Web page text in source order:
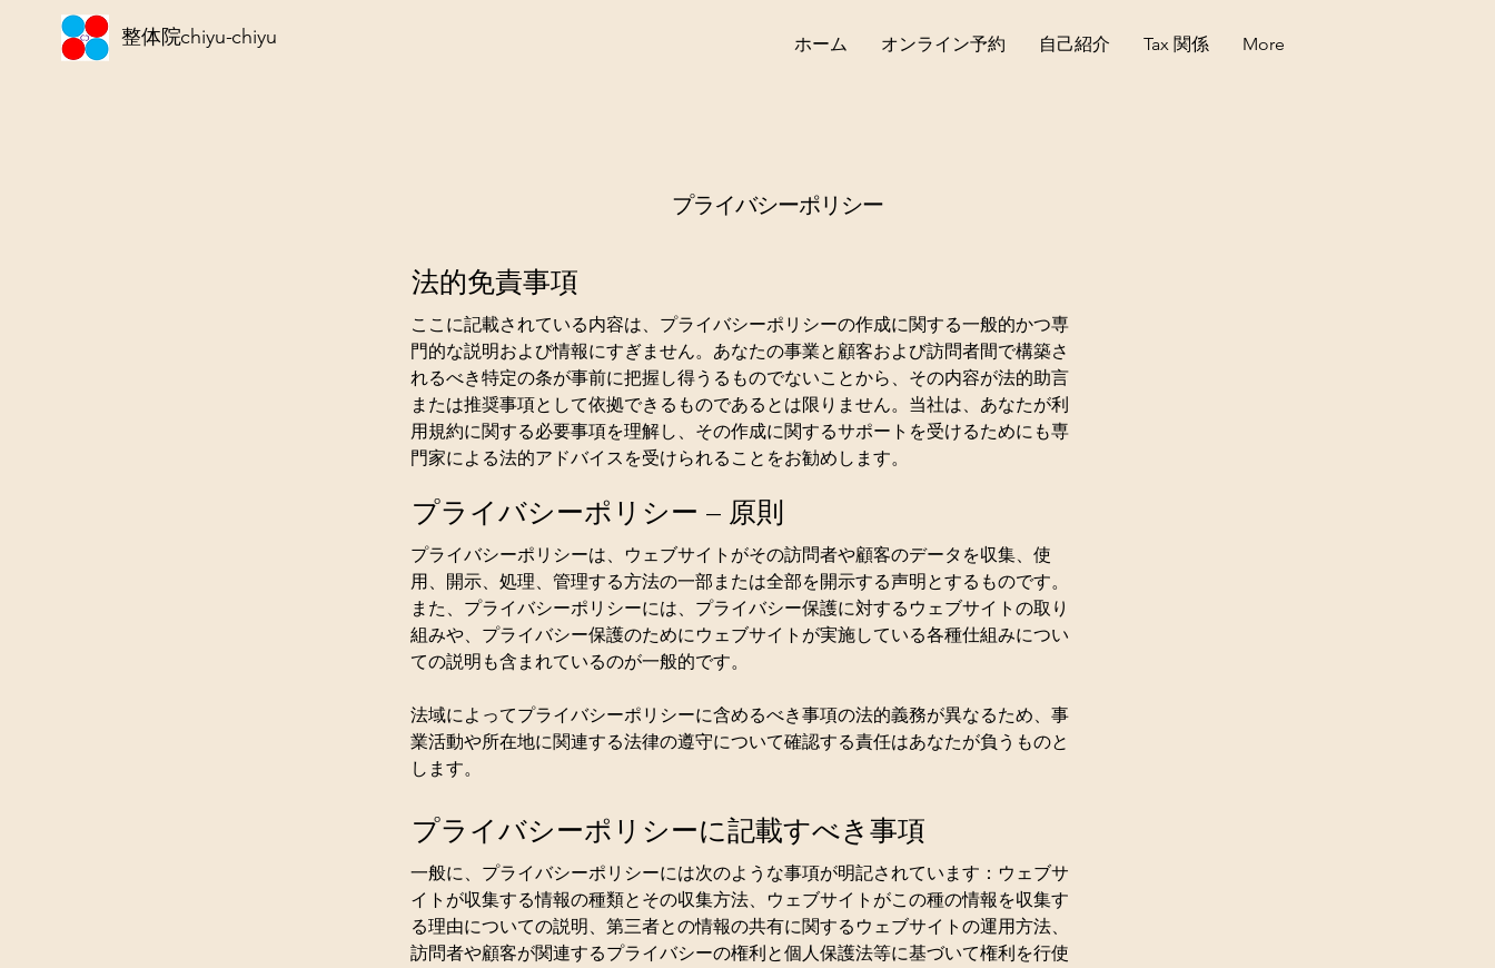
整体院chiyu-chiyu ホーム オンライン予約 自己紹介 Tax 関係 More
プライバシーポリシー
法的免責事項
ここに記載されている内容は、プライバシーポリシーの作成に関する一般的かつ専
門的な説明および情報にすぎません。あなたの事業と顧客および訪問者間で構築さ
れるべき特定の条が事前に把握し得うるものでないことから、その内容が法的助言
または推奨事項として依拠できるものであるとは限りません。当社は、あなたが利
用規約に関する必要事項を理解し、その作成に関するサポートを受けるためにも専
門家による法的アドバイスを受けられることをお勧めします。
プライバシーポリシー – 原則
プライバシーポリシーは、ウェブサイトがその訪問者や顧客のデータを収集、使
用、開示、処理、管理する方法の一部または全部を開示する声明とするものです。
また、プライバシーポリシーには、プライバシー保護に対するウェブサイトの取り
組みや、プライバシー保護のためにウェブサイトが実施している各種仕組みについ
ての説明も含まれているのが一般的です。
法域によってプライバシーポリシーに含めるべき事項の法的義務が異なるため、事
業活動や所在地に関連する法律の遵守について確認する責任はあなたが負うものと
します。
プライバシーポリシーに記載すべき事項
一般に、プライバシーポリシーには次のような事項が明記されています：ウェブサ
イトが収集する情報の種類とその収集方法、ウェブサイトがこの種の情報を収集す
る理由についての説明、第三者との情報の共有に関するウェブサイトの運用方法、
訪問者や顧客が関連するプライバシーの権利と個人保護法等に基づいて権利を行使